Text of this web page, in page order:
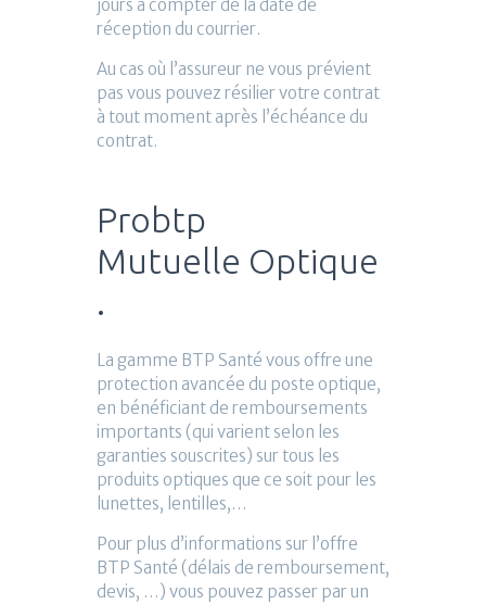
jours à compter de la date de
réception du courrier.
Au cas où l’assureur ne vous prévient
pas vous pouvez résilier votre contrat
à tout moment après l’échéance du
contrat.
Probtp
Mutuelle Optique
.
La gamme BTP Santé vous offre une
protection avancée du poste optique,
en bénéficiant de remboursements
importants (qui varient selon les
garanties souscrites) sur tous les
produits optiques que ce soit pour les
lunettes, lentilles,…
Pour plus d’informations sur l’offre
BTP Santé (délais de remboursement,
devis, …) vous pouvez passer par un